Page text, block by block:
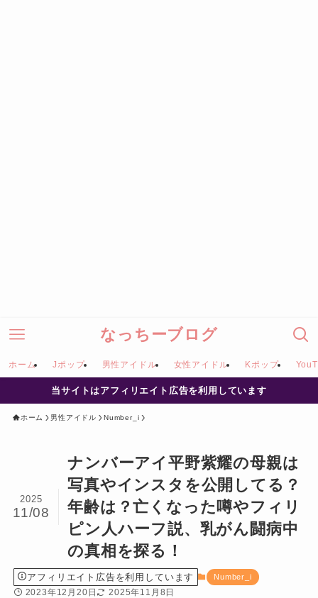
なっちーブログ
ホーム Jポップ 男性アイドル 女性アイドル Kポップ
当サイトはアフィリエイト広告を利用しています
ホーム 男性アイドル Number_i
ナンバーアイ平野紫耀の母親は
写真やインスタを公開してる？
年齢は？亡くなった噂やフィリ
ピン人ハーフ説、乳がん闘病中
の真相を探る！
2025
11/08
アフィリエイト広告を利用しています Number_i
2023年12月20日 2025年11月8日